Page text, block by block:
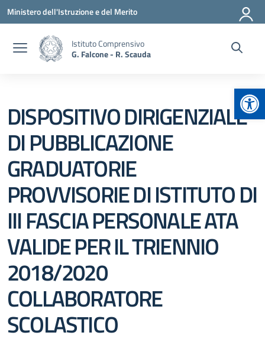
Vai ai contenuti
Vai al menu di navigazione
Vai al footer
Ministero dell'Istruzione e del Merito
Istituto Comprensivo
G. Falcone - R. Scauda
DISPOSITIVO DIRIGENZIALE
DI PUBBLICAZIONE
GRADUATORIE
PROVVISORIE DI ISTITUTO DI
III FASCIA PERSONALE ATA
VALIDE PER IL TRIENNIO
2018/2020
COLLABORATORE
SCOLASTICO